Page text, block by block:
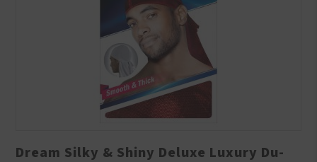
Dream Silky & Shiny Deluxe Luxury Du-